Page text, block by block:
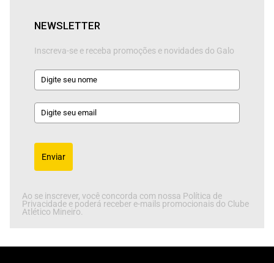
NEWSLETTER
Inscreva-se e receba promoções e novidades do Galo
Enviar
Ao se inscrever, você concorda com nossa Política de
Privacidade e poderá receber e-mails promocionais do Clube
Atlético Mineiro.